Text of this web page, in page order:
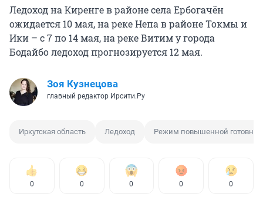
Ледоход на Киренге в районе села Ербогачён
ожидается 10 мая, на реке Непа в районе Токмы и
Ики – с 7 по 14 мая, на реке Витим у города
Бодайбо ледоход прогнозируется 12 мая.
Зоя Кузнецова
главный редактор Ирсити.Ру
Иркутская область Ледоход Режим повышенной
0 0 0 0 0